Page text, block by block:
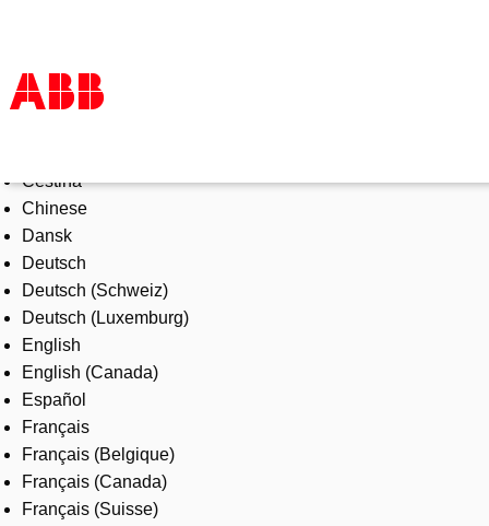
Produkter och tjänster
Industrier
Service
Om ABB
Här kan du köpa
Kontakta oss
Karriär på ABB
Čeština
Chinese
Dansk
Deutsch
Deutsch (Schweiz)
Deutsch (Luxemburg)
English
English (Canada)
Español
Français
Français (Belgique)
Français (Canada)
Français (Suisse)